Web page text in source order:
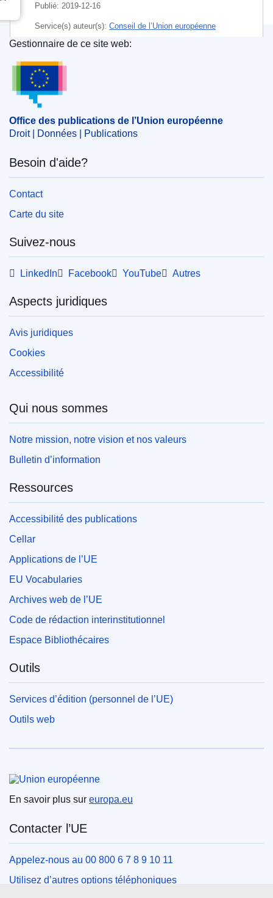
Publié: 2019-12-16
Service(s) auteur(s): Conseil de l’Union européenne
IMMC : ST 14915 2019 COR 1
Office des publications de l’Union européenne
Gestionnaire de ce site web:
Office des publications de l’Union européenne
Droit | Données | Publications
Besoin d'aide?
Contact
Carte du site
Suivez-nous
LinkedIn Facebook YouTube Autres
Aspects juridiques
Avis juridiques
Cookies
Accessibilité
Qui nous sommes
Notre mission, notre vision et nos valeurs
Bulletin d’information
Ressources
Accessibilité des publications
Cellar
Applications de l’UE
EU Vocabularies
Archives web de l’UE
Code de rédaction interinstitutionnel
Espace Bibliothécaires
Outils
Services d’édition (personnel de l’UE)
Outils web
En savoir plus sur europa.eu
Contacter l’UE
Appelez-nous au 00 800 6 7 8 9 10 11
Utilisez d’autres options téléphoniques